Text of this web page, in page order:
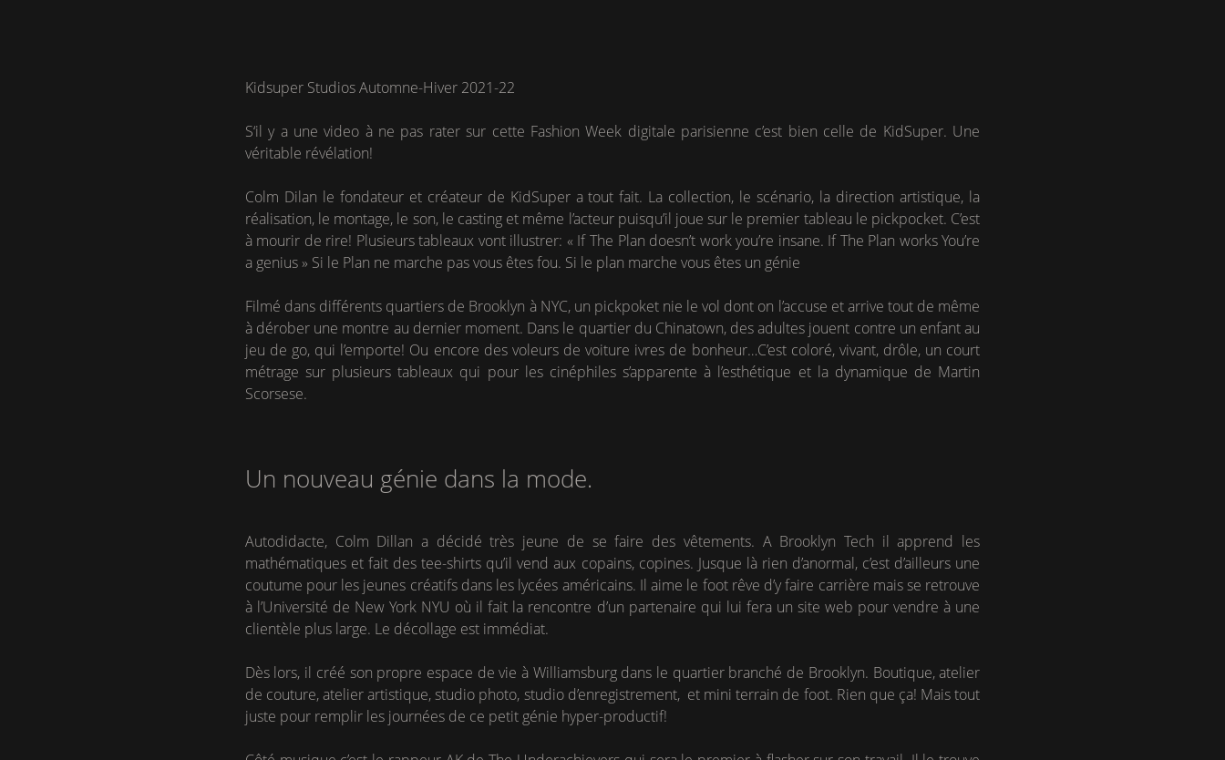
Kidsuper Studios Automne-Hiver 2021-22
S‘il y a une video à ne pas rater sur cette Fashion Week digitale parisienne c’est bien celle de KidSuper. Une
véritable révélation!
Colm Dilan le fondateur et créateur de KidSuper a tout fait. La collection, le scénario, la direction artistique, la
réalisation, le montage, le son, le casting et même l’acteur puisqu’il joue sur le premier tableau le pickpocket. C’est
à mourir de rire! Plusieurs tableaux vont illustrer: « If The Plan doesn’t work you’re insane. If The Plan works You’re
a genius » Si le Plan ne marche pas vous êtes fou. Si le plan marche vous êtes un génie
Filmé dans différents quartiers de Brooklyn à NYC, un pickpoket nie le vol dont on l’accuse et arrive tout de même
à dérober une montre au dernier moment. Dans le quartier du Chinatown, des adultes jouent contre un enfant au
jeu de go, qui l’emporte! Ou encore des voleurs de voiture ivres de bonheur…C’est coloré, vivant, drôle, un court
métrage sur plusieurs tableaux qui pour les cinéphiles s’apparente à l’esthétique et la dynamique de Martin
Scorsese.
Un nouveau génie dans la mode.
Autodidacte, Colm Dillan a décidé très jeune de se faire des vêtements. A Brooklyn Tech il apprend les
mathématiques et fait des tee-shirts qu’il vend aux copains, copines. Jusque là rien d’anormal, c’est d’ailleurs une
coutume pour les jeunes créatifs dans les lycées américains. Il aime le foot rêve d’y faire carrière mais se retrouve
à l’Université de New York NYU où il fait la rencontre d’un partenaire qui lui fera un site web pour vendre à une
clientèle plus large. Le décollage est immédiat.
Dès lors, il créé son propre espace de vie à Williamsburg dans le quartier branché de Brooklyn. Boutique, atelier
de couture, atelier artistique, studio photo, studio d’enregistrement, et mini terrain de foot. Rien que ça! Mais tout
juste pour remplir les journées de ce petit génie hyper-productif!